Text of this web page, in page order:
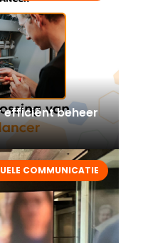
beheer
COMMUNICATIE